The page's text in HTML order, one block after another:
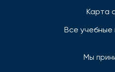
Карта
Все
Мы